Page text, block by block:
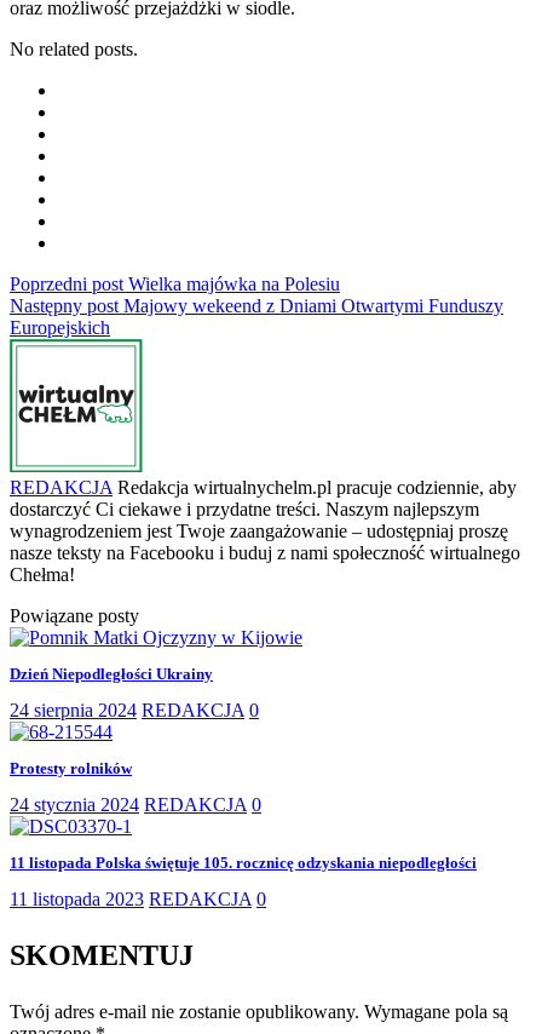
oraz możliwość przejażdżki w siodle.
No related posts.
Poprzedni post Wielka majówka na Polesiu
Następny post Majowy wekeend z Dniami Otwartymi Funduszy
Europejskich
REDAKCJA Redakcja wirtualnychelm.pl pracuje codziennie, aby
dostarczyć Ci ciekawe i przydatne treści. Naszym najlepszym
wynagrodzeniem jest Twoje zaangażowanie – udostępniaj proszę
nasze teksty na Facebooku i buduj z nami społeczność wirtualnego
Chełma!
Powiązane posty
Dzień Niepodległości Ukrainy
24 sierpnia 2024 REDAKCJA 0
Protesty rolników
24 stycznia 2024 REDAKCJA 0
11 listopada Polska świętuje 105. rocznicę odzyskania niepodległości
11 listopada 2023 REDAKCJA 0
SKOMENTUJ
Twój adres e-mail nie zostanie opublikowany. Wymagane pola są